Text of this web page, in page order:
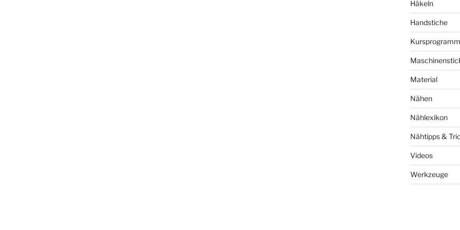
Häkeln
Handstiche
Kursprogramm
Material
Nähen
Nählexikon
Nähtipps &
Videos
Werkzeuge